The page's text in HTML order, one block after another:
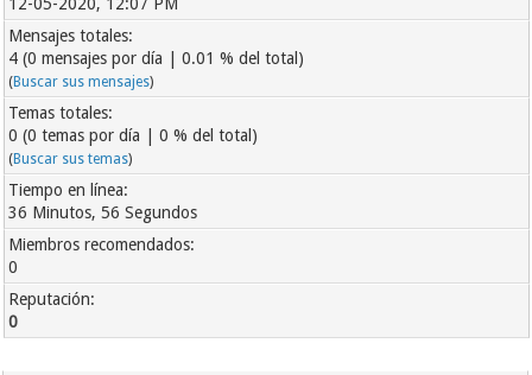
Mensajes totales:
4 (0 mensajes por día | 0.01 % del total)
(Buscar sus mensajes)
Temas totales:
0 (0 temas por día | 0 % del total)
(Buscar sus temas)
Tiempo en línea:
36 Minutos, 56 Segundos
Miembros recomendados:
0
Reputación:
0